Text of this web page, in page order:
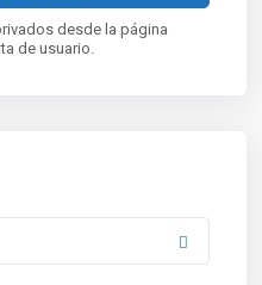
desde la página
de usuario.